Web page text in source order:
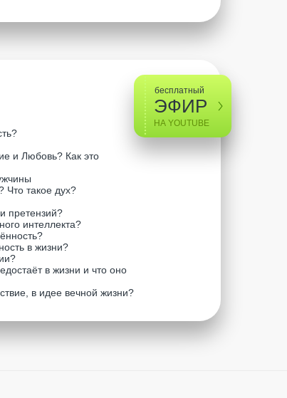
и Любовь? Как это
Что такое дух?
претензий?
интеллекта?
в жизни?
в жизни и что оно
в идее вечной жизни?
бесплатный
ЭФИР
НА YOUTUBE